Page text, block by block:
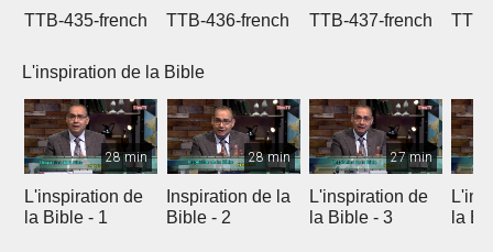
TTB-435-french TTB-436-french TTB-437-french
L'inspiration de la Bible
28 min
L'inspiration de
la Bible - 1
28 min
Inspiration de la
Bible - 2
27 min
L'inspiration de
la Bible - 3
la